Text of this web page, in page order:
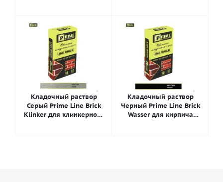
Кладочный раствор
Серый Prime Line Brick
Klinker для клинкерного
Кладочный раствор
Черный Prime Line Brick
Wasser для кирпича